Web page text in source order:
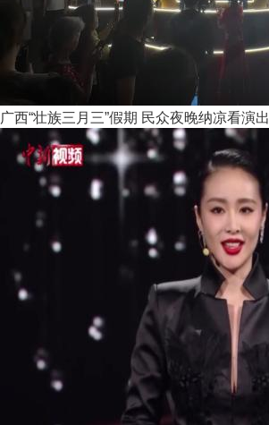
广西“壮族三月三”假期 民众夜晚纳凉看演出